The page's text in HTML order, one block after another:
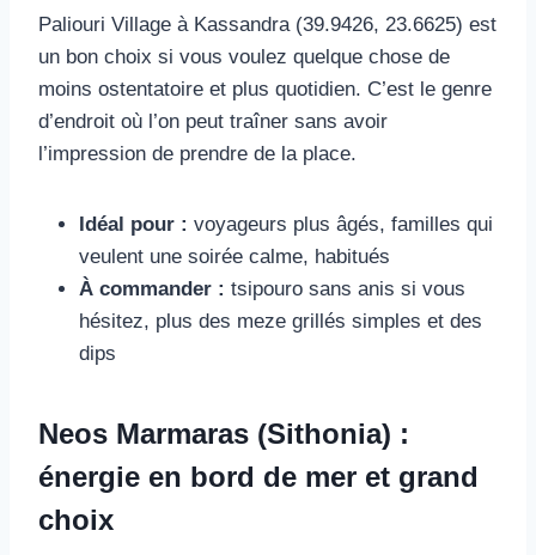
Paliouri Village à Kassandra (39.9426, 23.6625) est
un bon choix si vous voulez quelque chose de
moins ostentatoire et plus quotidien. C’est le genre
d’endroit où l’on peut traîner sans avoir
l’impression de prendre de la place.
Idéal pour : voyageurs plus âgés, familles qui
veulent une soirée calme, habitués
À commander : tsipouro sans anis si vous
hésitez, plus des meze grillés simples et des
dips
Neos Marmaras (Sithonia) :
énergie en bord de mer et grand
choix